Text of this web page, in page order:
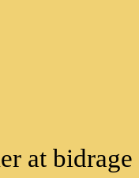
at